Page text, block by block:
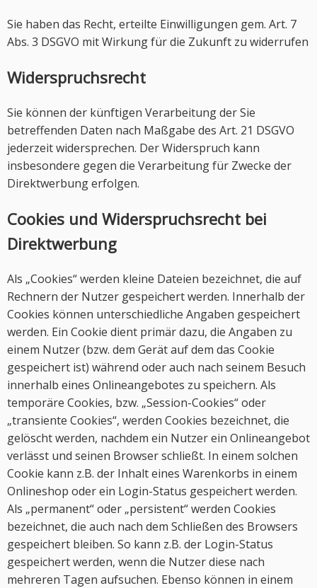
Sie haben das Recht, erteilte Einwilligungen gem. Art. 7
Abs. 3 DSGVO mit Wirkung für die Zukunft zu widerrufen
Widerspruchsrecht
Sie können der künftigen Verarbeitung der Sie
betreffenden Daten nach Maßgabe des Art. 21 DSGVO
jederzeit widersprechen. Der Widerspruch kann
insbesondere gegen die Verarbeitung für Zwecke der
Direktwerbung erfolgen.
Cookies und Widerspruchsrecht bei
Direktwerbung
Als „Cookies“ werden kleine Dateien bezeichnet, die auf
Rechnern der Nutzer gespeichert werden. Innerhalb der
Cookies können unterschiedliche Angaben gespeichert
werden. Ein Cookie dient primär dazu, die Angaben zu
einem Nutzer (bzw. dem Gerät auf dem das Cookie
gespeichert ist) während oder auch nach seinem Besuch
innerhalb eines Onlineangebotes zu speichern. Als
temporäre Cookies, bzw. „Session-Cookies“ oder
„transiente Cookies“, werden Cookies bezeichnet, die
gelöscht werden, nachdem ein Nutzer ein Onlineangebot
verlässt und seinen Browser schließt. In einem solchen
Cookie kann z.B. der Inhalt eines Warenkorbs in einem
Onlineshop oder ein Login-Status gespeichert werden.
Als „permanent“ oder „persistent“ werden Cookies
bezeichnet, die auch nach dem Schließen des Browsers
gespeichert bleiben. So kann z.B. der Login-Status
gespeichert werden, wenn die Nutzer diese nach
mehreren Tagen aufsuchen. Ebenso können in einem